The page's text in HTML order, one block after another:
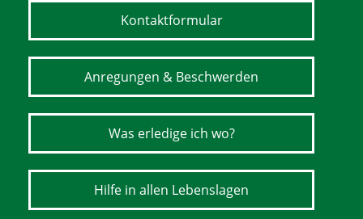
Kontaktformular
Anregungen & Beschwerden
Was erledige ich wo?
Hilfe in allen Lebenslagen